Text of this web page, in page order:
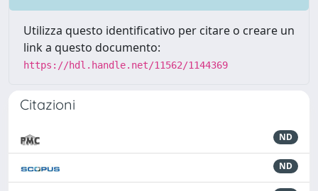
Utilizza questo identificativo per citare o creare un
link a questo documento:
https://hdl.handle.net/11562/1144369
Citazioni
ND
ND